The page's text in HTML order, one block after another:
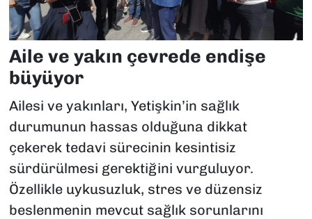
Aile ve yakın çevrede endişe
büyüyor
Ailesi ve yakınları, Yetişkin’in sağlık
durumunun hassas olduğuna dikkat
çekerek tedavi sürecinin kesintisiz
sürdürülmesi gerektiğini vurguluyor.
Özellikle uykusuzluk, stres ve düzensiz
beslenmenin mevcut sağlık sorunlarını